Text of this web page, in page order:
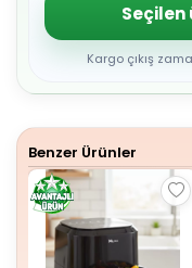
Kargo çıkış
Benzer Ürünler